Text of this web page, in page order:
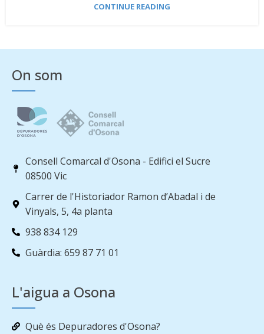
CONTINUE READING
On som
Consell Comarcal d'Osona - Edifici el Sucre
08500 Vic
Carrer de l'Historiador Ramon d’Abadal i de
Vinyals, 5, 4a planta
938 834 129
Guàrdia: 659 87 71 01
L'aigua a Osona
Què és Depuradores d'Osona?